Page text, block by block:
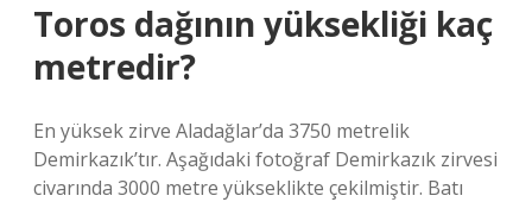
Toros dağının yüksekliği kaç
metredir?
En yüksek zirve Aladağlar’da 3750 metrelik
Demirkazık’tır. Aşağıdaki fotoğraf Demirkazık zirvesi
civarında 3000 metre yükseklikte çekilmiştir. Batı